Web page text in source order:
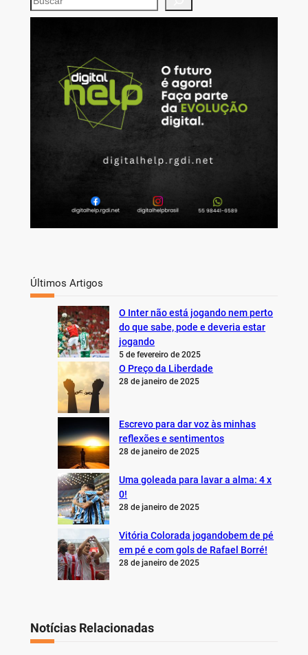
e
Últimos Artigos
O Inter não está jogando nem perto
do que sabe, pode e deveria estar
jogando
5 de fevereiro de 2025
O Preço da Liberdade
28 de janeiro de 2025
Escrevo para dar voz às minhas
reflexões e sentimentos
28 de janeiro de 2025
Uma goleada para lavar a alma: 4 x
0!
28 de janeiro de 2025
Vitória Colorada jogandobem de pé
em pé e com gols de Rafael Borré!
28 de janeiro de 2025
Notícias Relacionadas